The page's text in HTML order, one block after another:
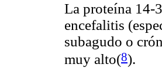
La proteína 14-
encefalitis
subagudo o
muy alto(8).